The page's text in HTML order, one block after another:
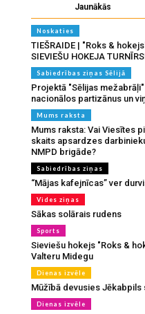
Jaunākās
Noskaties
TIEŠRAIDE | "Roks &
SIEVIEŠU HOKEJA
Sabiedrības ziņas Sēlijā
Projektā "Sēlijas
nacionālos partizānus un
Mums raksta
Mums raksta: Vai Viesītes
skaits apsardzes
NMPD brigāde?
Sabiedrības ziņas
“Mājas kafejnīcas” ver
Vides ziņas
Sākas solārais rudens
Sports
Sieviešu hokejs "Roks &
Valteru Midegu
Dienas izvēle
Mūžībā devusies
Dienas izvēle